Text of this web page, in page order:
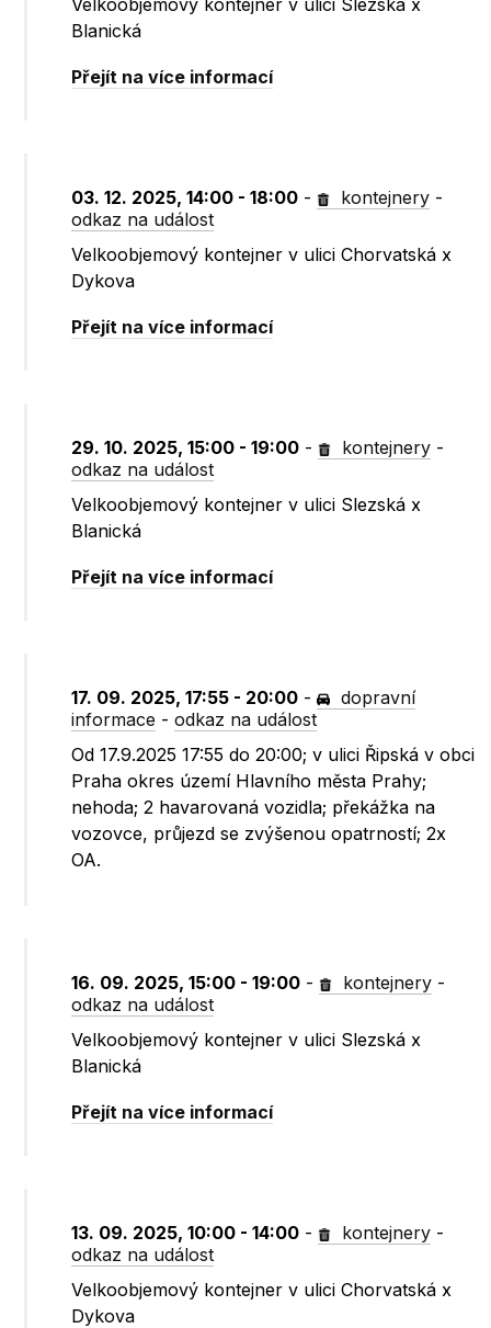
Velkoobjemový kontejner v ulici Slezská x
Blanická
Přejít na více informací
03. 12. 2025, 14:00 - 18:00 - kontejnery -
odkaz na událost
Velkoobjemový kontejner v ulici Chorvatská x
Dykova
Přejít na více informací
29. 10. 2025, 15:00 - 19:00 - kontejnery -
odkaz na událost
Velkoobjemový kontejner v ulici Slezská x
Blanická
Přejít na více informací
17. 09. 2025, 17:55 - 20:00 -
dopravní
informace -odkaz na událost
Od 17.9.2025 17:55 do 20:00; v ulici Řipská v obci
Praha okres území Hlavního města Prahy;
nehoda; 2 havarovaná vozidla; překážka na
vozovce, průjezd se zvýšenou opatrností; 2x
OA.
16. 09. 2025, 15:00 - 19:00 - kontejnery -
odkaz na událost
Velkoobjemový kontejner v ulici Slezská x
Blanická
Přejít na více informací
13. 09. 2025, 10:00 - 14:00 - kontejnery -
odkaz na událost
Velkoobjemový kontejner v ulici Chorvatská x
Dykova